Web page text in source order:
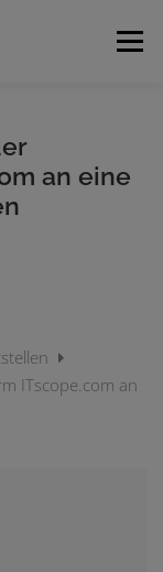
Menü
an eine
ITscope.com an